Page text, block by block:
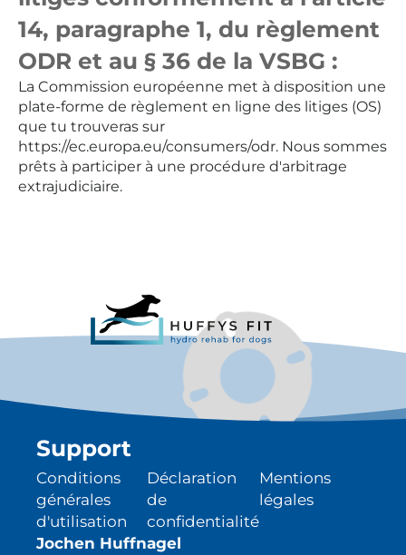
14, paragraphe 1, du règlement
ODR et au § 36 de la VSBG :
La Commission européenne met à disposition une
plate-forme de règlement en ligne des litiges (OS)
que tu trouveras sur
https://ec.europa.eu/consumers/odr. Nous sommes
prêts à participer à une procédure d'arbitrage
extrajudiciaire.
Support
Conditions
générales
d'utilisation
Déclaration
de
confidentialité
Mentions
légales
Jochen Huffnagel